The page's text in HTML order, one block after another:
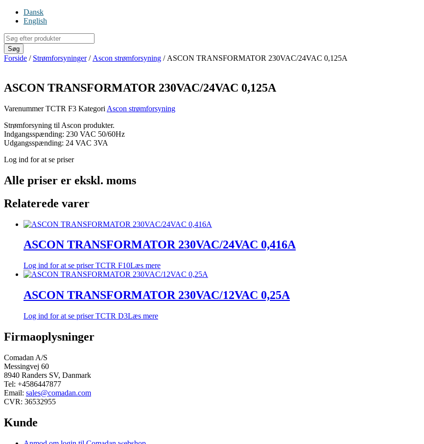
Dansk
English
Products
search
Søg
Forside / Strømforsyninger/ Ascon strømforsyning / ASCON TRANSFORMATOR 230VAC/24VAC 0,125A
ASCON TRANSFORMATOR 230VAC/24VAC 0,125A
VarenummerTCTR F3 Kategori Ascon strømforsyning
Strømforsyning til Ascon produkter.
Indgangsspænding: 230 VAC 50/60Hz
Udgangsspænding: 24 VAC 3VA
Log ind for at se priser
Alle priser er ekskl. moms
Relaterede varer
ASCON TRANSFORMATOR 230VAC/24VAC 0,416A
Log ind for at se priserTCTR F10Læs mere
ASCON TRANSFORMATOR 230VAC/12VAC 0,25A
Log ind for at se priserTCTR D3Læs mere
Firmaoplysninger
Comadan A/S
Messingvej 60
8940 Randers SV, Danmark
Tel: +4586447877
Email: sales@comadan.com
CVR: 36532955
Kunde